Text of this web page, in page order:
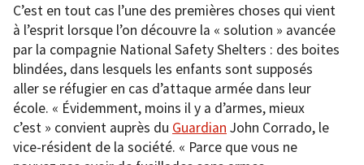
C’est en tout cas l’une des premières choses qui vient
à l’esprit lorsque l’on découvre la « solution » avancée
par la compagnie National Safety Shelters : des boites
blindées, dans lesquels les enfants sont supposés
aller se réfugier en cas d’attaque armée dans leur
école. « Évidemment, moins il y a d’armes, mieux
c’est » convient auprès du Guardian John Corrado, le
vice-résident de la société. « Parce que vous ne